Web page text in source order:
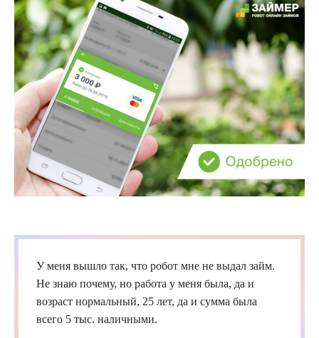
У меня вышло так, что робот мне не выдал займ.
Не знаю почему, но работа у меня была, да и
возраст нормальный, 25 лет, да и сумма была
всего 5 тыс. наличными.